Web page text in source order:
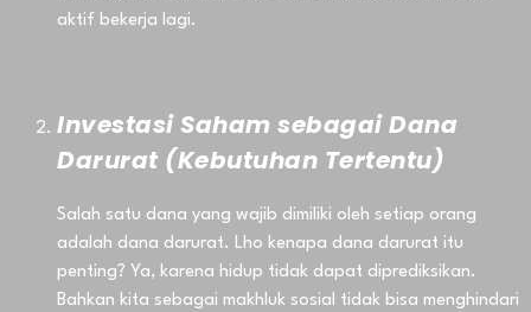
aktif bekerja lagi.
Investasi Saham sebagai Dana
Darurat (Kebutuhan Tertentu)
Salah satu dana yang wajib dimiliki oleh setiap orang
adalah dana darurat. Lho kenapa dana darurat itu
penting? Ya, karena hidup tidak dapat diprediksikan.
Bahkan kita sebagai makhluk sosial tidak bisa menghindari